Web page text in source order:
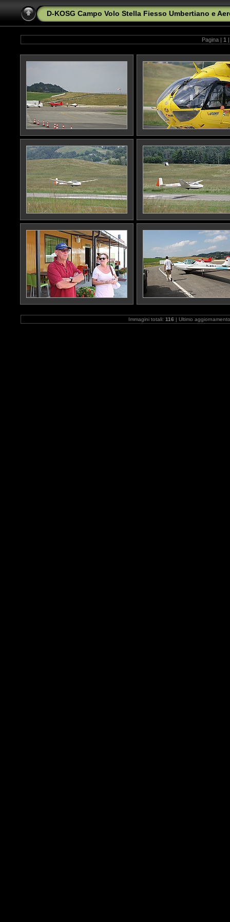
D-KOSG Campo Volo Stella Fiesso Umbertiano e
Pagina | 1 |
Immagini totali: 116 | Ultimo